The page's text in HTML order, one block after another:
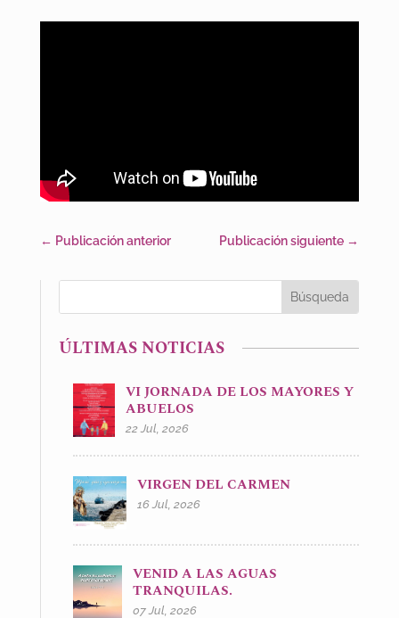
← Publicación anterior Publicación siguiente →
ÚLTIMAS NOTICIAS
VI JORNADA DE LOS MAYORES Y
ABUELOS
22 Jul, 2026
VIRGEN DEL CARMEN
16 Jul, 2026
VENID A LAS AGUAS
TRANQUILAS.
07 Jul, 2026